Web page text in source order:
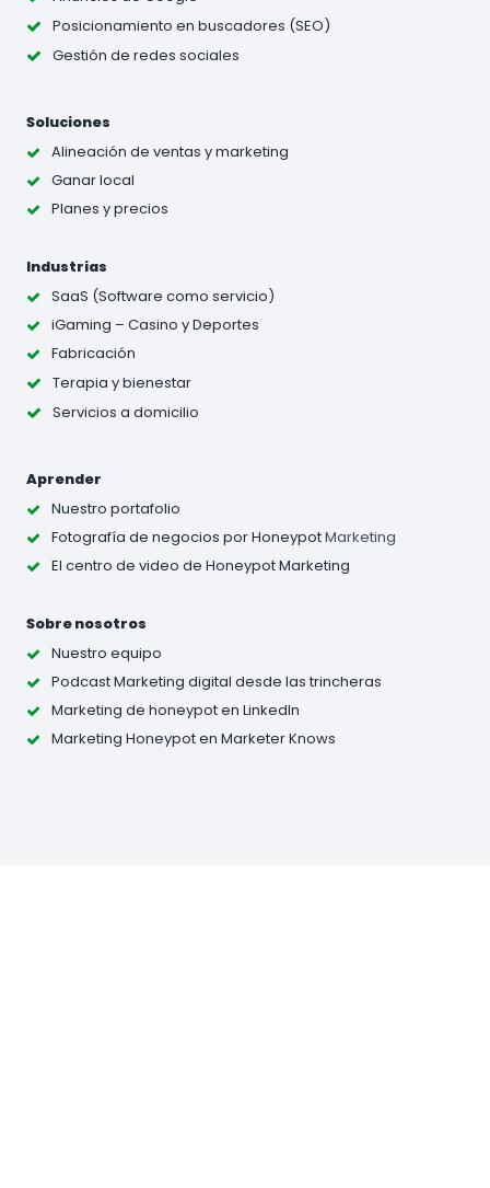
Posicionamiento en buscadores (SEO)
Gestión de redes sociales
Soluciones
Alineación de ventas y marketing
Ganar local
Planes y precios
Industrias
SaaS (Software como servicio)
iGaming – Casino y Deportes
Fabricación
Terapia y bienestar
Servicios a domicilio
Aprender
Nuestro portafolio
Fotografía de negocios por HoneypotMarketing
El centro de video de Honeypot Marketing
Sobre nosotros
Nuestro equipo
Podcast Marketing digital desde las trincheras
Marketing de honeypot en LinkedIn
Marketing Honeypot en Marketer Knows